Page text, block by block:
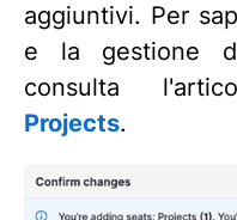
aggiuntivi. Per
e la gestione
consulta
Projects.